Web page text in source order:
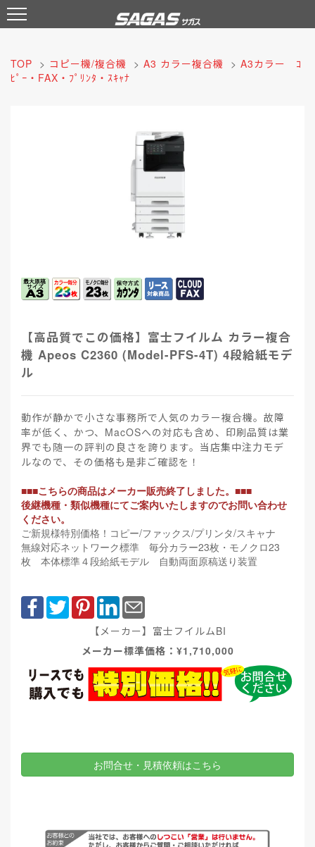
TOP > コピー機/複合機 > A3 カラー複合機 > A3カラー ｺ
ﾋﾟｰ・FAX・ﾌﾟﾘﾝﾀ・ｽｷｬﾅ
【高品質でこの価格】富士フイルム カラー複合
機 Apeos C2360 (Model-PFS-4T) 4段給紙モデ
ル
動作が静かで小さな事務所で人気のカラー複合機。故障
率が低く、かつ、MacOSへの対応も含め、印刷品質は業
界でも随一の評判の良さを誇ります。当店集中注力モデ
ルなので、その価格も是非ご確認を！
■■■こちらの商品はメーカー販売終了しました。■■■
後継機種・類似機種にてご案内いたしますのでお問い合わせ
ください。
ご新規様特別価格！コピー/ファックス/プリンタ/スキャナ
無線対応ネットワーク標準 毎分カラー23枚・モノクロ23
枚 本体標準４段給紙モデル 自動両面原稿送り装置
【メーカー】富士フイルムBI
メーカー標準価格：¥1,710,000
お問合せ・見積依頼はこちら